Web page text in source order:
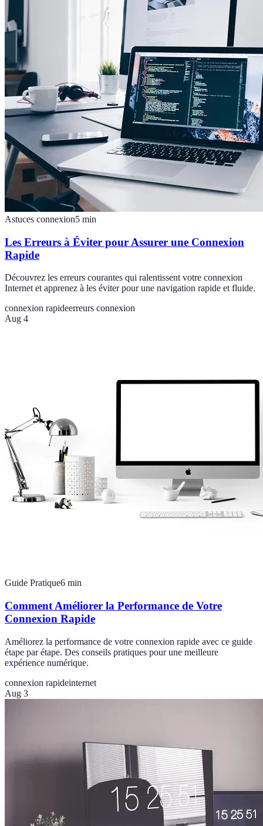
Astuces connexion5 min
Les Erreurs à Éviter pour Assurer une Connexion
Rapide
Découvrez les erreurs courantes qui ralentissent votre connexion
Internet et apprenez à les éviter pour une navigation rapide et fluide.
connexion rapideerreurs connexion
Aug 4
Guide Pratique6 min
Comment Améliorer la Performance de Votre
Connexion Rapide
Améliorez la performance de votre connexion rapide avec ce guide
étape par étape. Des conseils pratiques pour une meilleure
expérience numérique.
connexion rapideinternet
Aug 3